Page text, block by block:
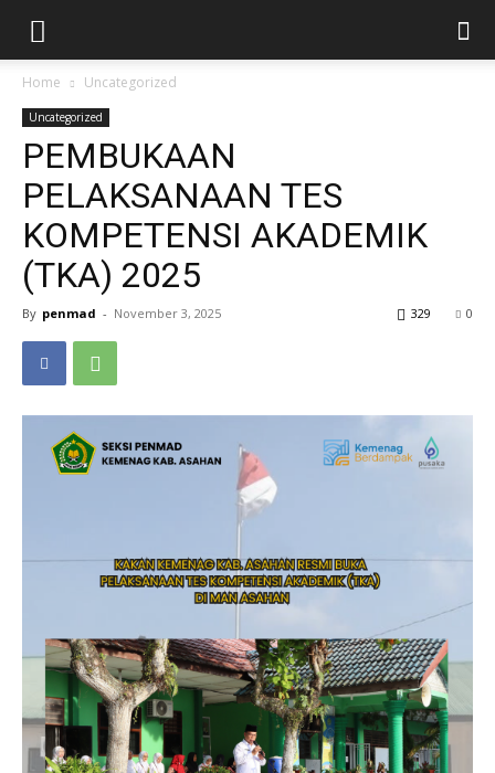
Home Uncategorized
Uncategorized
PEMBUKAAN
PELAKSANAAN TES
KOMPETENSI AKADEMIK
(TKA) 2025
By penmad - November 3, 2025 0
329